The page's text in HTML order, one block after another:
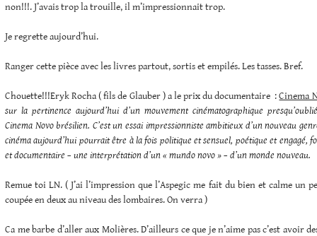
non!!!. J’avais trop la trouille, il m’impressionnait trop.
Je regrette aujourd’hui.
Ranger cette pièce avec les livres partout, sortis et empilés. Les tasses. Bref.
Chouette!!!Eryk Rocha ( fils de Glauber ) a le prix du documentaire :Cinema
sur la pertinence aujourd’hui d’un mouvement cinématographique
Cinema Novo brésilien. C’est un essai impressionniste ambitieux d’un nouveau
cinéma aujourd’hui pourrait être à la fois politique et sensuel, poétique et engagé,
et documentaire – une interprétation d’un « mundo novo » – d’un monde nouveau.
Remue toi LN. ( J’ai l’impression que l’Aspegic me fait du bien et calme un
coupée en deux au niveau des lombaires. On verra )
Ca me barbe d’aller aux Molières. D’ailleurs ce que je n’aime pas c’est avoir